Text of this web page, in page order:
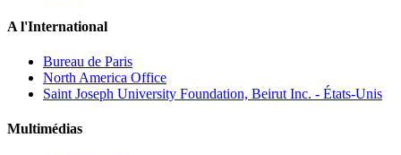
A l'International
Bureau de Paris
North America Office
Saint Joseph University Foundation, Beirut Inc. - États-Unis
Multimédias